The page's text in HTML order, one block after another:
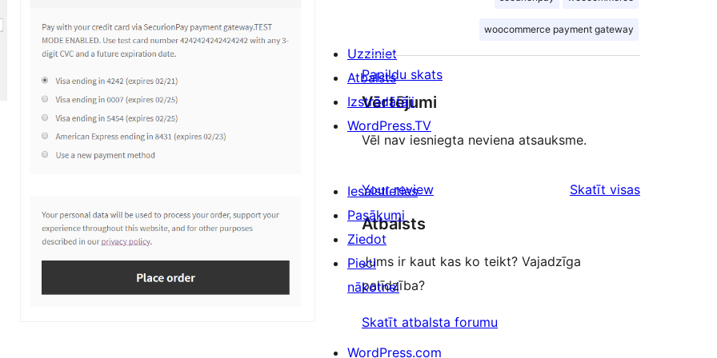
woocommerce payment gateway
Papildu skats
Vērtējumi
Vēl nav iesniegta neviena atsauksme.
Your review Skatīt visasatsauksmes
Atbalsts
Jums ir kaut kas ko teikt? Vajadzīga
palīdzība?
Skatīt atbalsta forumu
Uzziniet
Atbalsts
Izstrādātāji
WordPress.TV
Iesaistieties
Pasākumi
Ziedot
Pieci
nākotnei
WordPress.com